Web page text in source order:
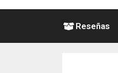
Reseñas